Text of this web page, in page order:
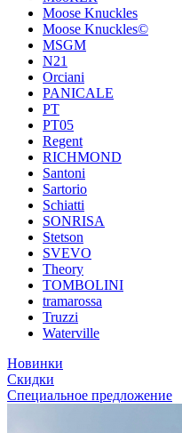
Moose Knuckles
Moose Knuckles©️
MSGM
N21
Orciani
PANICALE
PT
PT05
Regent
RICHMOND
Santoni
Sartorio
Schiatti
SONRISA
Stetson
SVEVO
Theory
TOMBOLINI
tramarossa
Truzzi
Waterville
Новинки
Скидки
Специальное предложение